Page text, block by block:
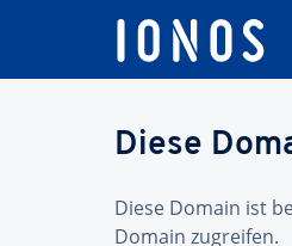
Diese
Diese Domain ist
Domain zugreifen.